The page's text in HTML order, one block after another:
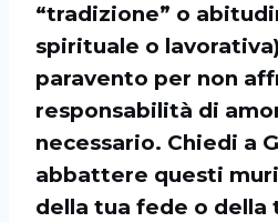
“tradizione” o
spirituale o
paravento per non
responsabilità di
necessario. Chiedi a
abbattere questi
della tua fede o della